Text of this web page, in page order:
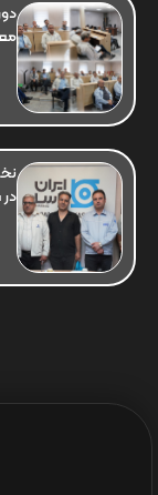
در سال